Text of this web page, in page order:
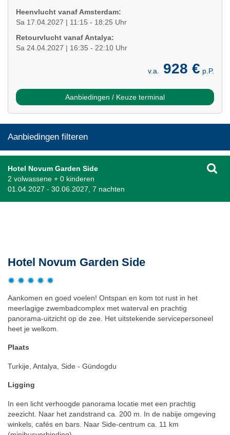
Heenvlucht vanaf Amsterdam:
Sa 17.04.2027 | 11:15 - 18:25 Uhr
Retourvlucht vanaf Antalya:
Sa 24.04.2027 | 16:35 - 22:10 Uhr
v.a. 928 € p.P.
Aanbiedingen / Keuze terminal
Aanbiedingen filteren
Hotel Novum Garden Side
2 volwassene + 0 kinderen
01.04.2027 - 30.06.2027, 7 nachten
Hotel Novum Garden Side
Aankomen en goed voelen! Ontspan en kom tot rust in het
meerlagige zwembadcomplex met waterval en prachtig
panorama-uitzicht op de zee. Het uitstekende servicepersoneel
heet je welkom.
Plaats
Turkije, Antalya, Side - Gündogdu
Ligging
In een licht verhoogde panorama locatie met een prachtig
zeezicht. Naar het zandstrand ca. 200 m. In de nabije omgeving
winkels, cafés en bars. Naar Side-centrum ca. 11 km